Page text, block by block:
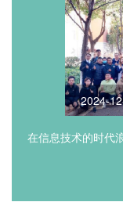
2024-
在信息技术的时代